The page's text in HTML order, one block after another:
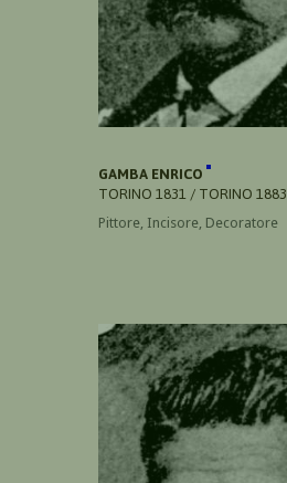
GAMBA ENRICO
TORINO 1831 / TORINO 1883
Pittore, Incisore, Decoratore